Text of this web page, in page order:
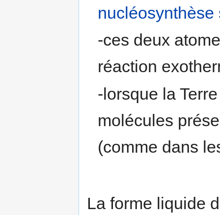
nucléosynthèse
-ces deux
réaction
-lorsque la
molécules
(comme dans
La forme liquide